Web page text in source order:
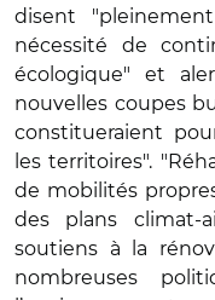
disent
nécessité de
écologique" et
nouvelles coupes
constitueraient
les territoires".
de mobilités
des plans climat-
soutiens à la
nombreuses